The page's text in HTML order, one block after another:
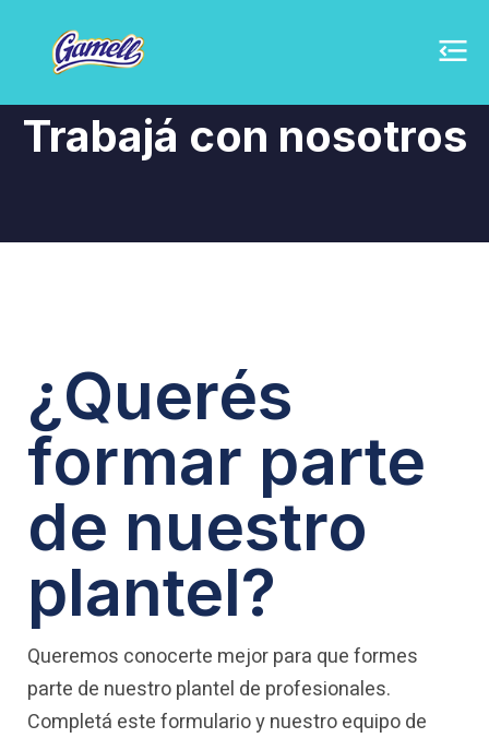
Trabajá con nosotros
¿Querés
formar parte
de nuestro
plantel?
Queremos conocerte mejor para que formes
parte de nuestro plantel de profesionales.
Completá este formulario y nuestro equipo de